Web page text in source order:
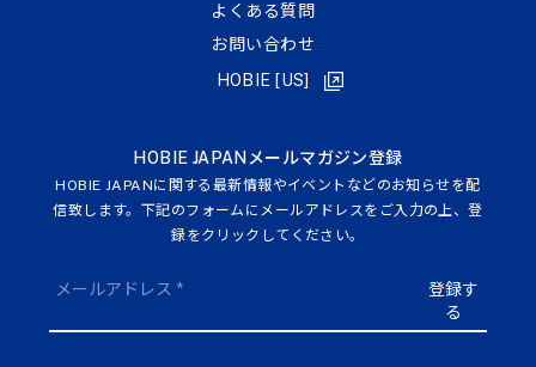
HOBIE JAPANメールマガジン登録
HOBIE JAPANに関する最新情報やイベントなどのお知らせを配
信致します。下記のフォームにメールアドレスをご入力の上、登
録をクリックしてください。
よくある質問
お問い合わせ
HOBIE [US]